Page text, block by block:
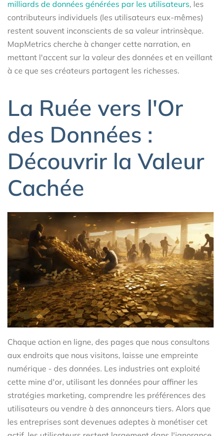
milliards de données générées par les utilisateurs, les
contributeurs individuels (les utilisateurs eux-mêmes)
restent souvent inconscients de sa valeur intrinsèque.
MapMetrics cherche à changer cette narration, en
mettant l'accent sur la valeur des données et en veillant
à ce que ses créateurs partagent les richesses.
La Ruée vers l'Or
des Données :
Découvrir la Valeur
Cachée
Chaque action en ligne, des pages que nous consultons
aux endroits que nous visitons, laisse une empreinte
numérique - des données. Les industries ont exploité
cette mine d'or, utilisant les données pour affiner les
stratégies marketing, comprendre les préférences des
utilisateurs ou vendre à des annonceurs tiers. Alors que
les entreprises sont devenues adeptes à monétiser cet